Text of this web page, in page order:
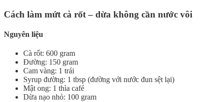
Cách làm mứt cà rốt – dừa không cần nước vôi
Nguyên liệu
Cà rốt: 600 gram
Đường: 150 gram
Cam vàng: 1 trái
Syrup đường: 1 tbsp (đường với nước đun sệt lại)
Mật ong: 1 thìa café
Dừa nạo nhỏ: 100 gram